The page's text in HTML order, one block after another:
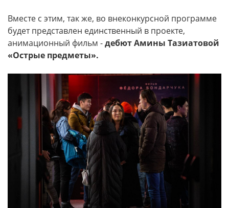
Вместе с этим, так же, во внеконкурсной программе
будет представлен единственный в проекте,
анимационный фильм -дебют Амины Тазиатовой
«Острые предметы».